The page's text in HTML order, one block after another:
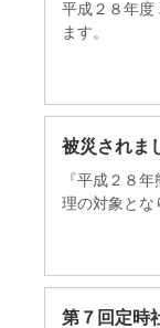
平成２８年度
ます。
被災されま
『平成２８
理の対象とな
第７回定時